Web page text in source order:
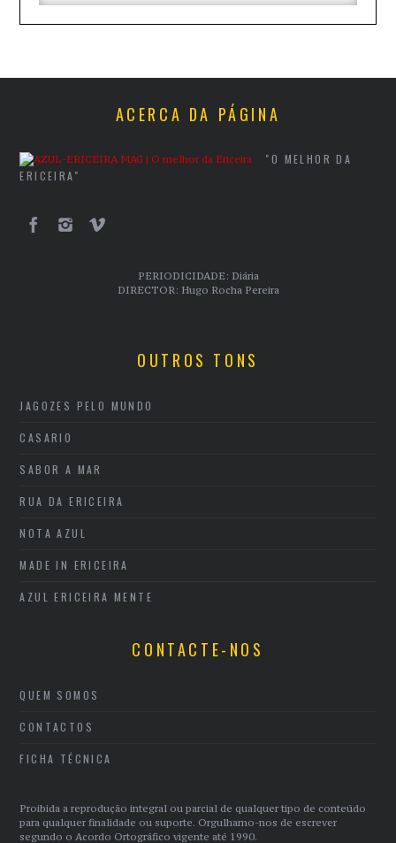
ACERCA DA PÁGINA
"O MELHOR DA
ERICEIRA"
PERIODICIDADE: Diária
DIRECTOR: Hugo Rocha Pereira
OUTROS TONS
JAGOZES PELO MUNDO
CASARIO
SABOR A MAR
RUA DA ERICEIRA
NOTA AZUL
MADE IN ERICEIRA
AZUL ERICEIRA MENTE
CONTACTE-NOS
QUEM SOMOS
CONTACTOS
FICHA TÉCNICA
Proibida a reprodução integral ou parcial de qualquer tipo de conteúdo
para qualquer finalidade ou suporte. Orgulhamo-nos de escrever
segundo o Acordo Ortográfico vigente até 1990.